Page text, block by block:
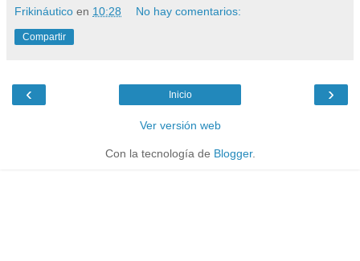
Frikináutico en 10:28 No hay comentarios:
Compartir
‹ ›
Inicio
Ver versión web
Con la tecnología de Blogger.